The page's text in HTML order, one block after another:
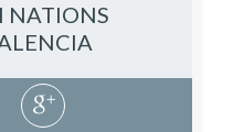
NATIONS